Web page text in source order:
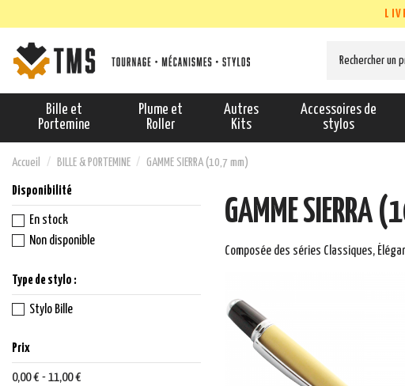
Bille et
Portemine
Plume et
Roller
Autres
Kits
Accessoires de
stylos
Accueil BILLE & PORTEMINE GAMME SIERRA (10,7 mm)
GAMME SIERRA
Composée des séries Classiques,
Disponibilité
En stock
Non disponible
Type de stylo :
Stylo Bille
Prix
0,00 € - 11,00 €